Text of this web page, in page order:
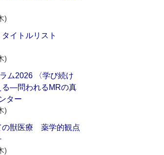
)
タイトルリスト
)
ム2026 〈学び続け
る―問われるMRの真
ター
)
の獣医療 薬学的観点
)